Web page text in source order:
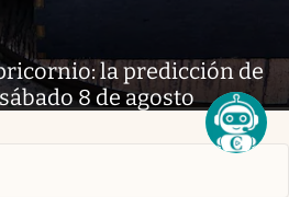
la predicción de
8 de agosto